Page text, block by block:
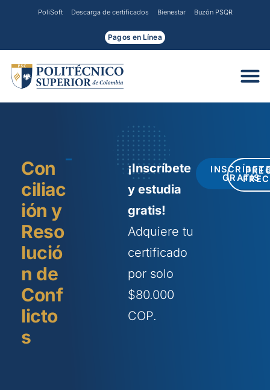
PoliSoft Descarga de certificados Bienestar Buzón PSQR
Pagos en Línea
Con
ciliac
ión y
Reso
lució
n de
Conf
licto
s
¡Inscríbete
y estudia
gratis!
Adquiere tu
certificado
por solo
$80.000
COP.
GRATIS